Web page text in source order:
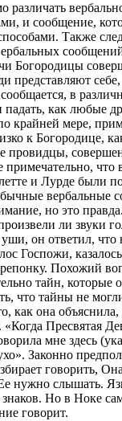
различать
и сообщение,
Также
Богородицы
представляют себе,
в
как любые
крайней мере,
к Богородице,
провидцы,
что
и Лурде были
вербальные
но это
ли звуки
он ответил, что
Госпожи,
Похожий
тайн, которые
что тайны не
как она объяснила,
Пресвятая
мне здесь
Законно
говорить,
нужно слышать.
знаков. Но в Ноке
говорит.